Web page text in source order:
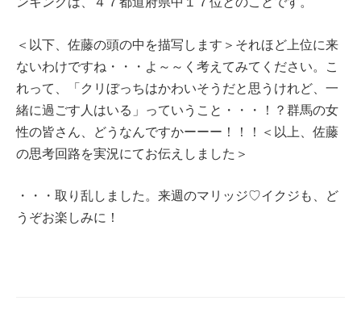
＜以下、佐藤の頭の中を描写します＞それほど上位に来
ないわけですね・・・よ～～く考えてみてください。こ
れって、「クリぼっちはかわいそうだと思うけれど、一
緒に過ごす人はいる」っていうこと・・・！？群馬の女
性の皆さん、どうなんですかーーー！！！＜以上、佐藤
の思考回路を実況にてお伝えしました＞
・・・取り乱しました。来週のマリッジ♡イクジも、ど
うぞお楽しみに！